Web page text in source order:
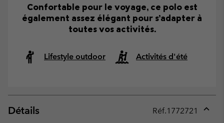
Confortable pour le voyage, ce polo est
également assez élégant pour s’adapter à
toutes vos activités.
Lifestyle outdoor Activités d'été
Détails Réf.1772721